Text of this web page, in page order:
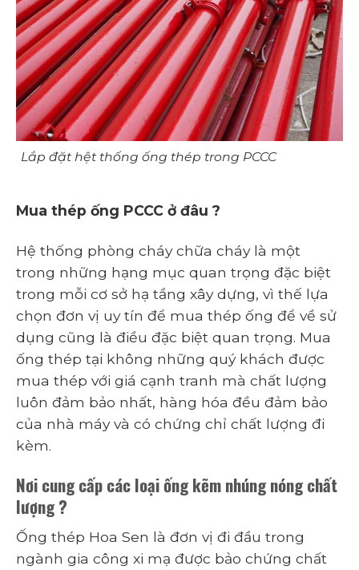
Lắp đặt hệt thống ống thép trong PCCC
Mua thép ống PCCC ở đâu ?
Hệ thống phòng cháy chữa cháy là một
trong những hạng mục quan trọng đặc biệt
trong mỗi cơ sở hạ tầng xây dựng, vì thế lựa
chọn đơn vị uy tín để mua thép ống để về sử
dụng cũng là điều đặc biệt quan trọng. Mua
ống thép tại không những quý khách được
mua thép với giá cạnh tranh mà chất lượng
luôn đảm bảo nhất, hàng hóa đều đảm bảo
của nhà máy và có chứng chỉ chất lượng đi
kèm.
Nơi cung cấp các loại ống kẽm nhúng nóng chất
lượng ?
Ống thép Hoa Sen là đơn vị đi đầu trong
ngành gia công xi mạ được bảo chứng chất